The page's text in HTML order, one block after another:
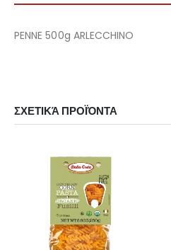
PENNE 500g ARLECCHINO
ΣΧΕΤΙΚΆ ΠΡΟΪΌΝΤΑ